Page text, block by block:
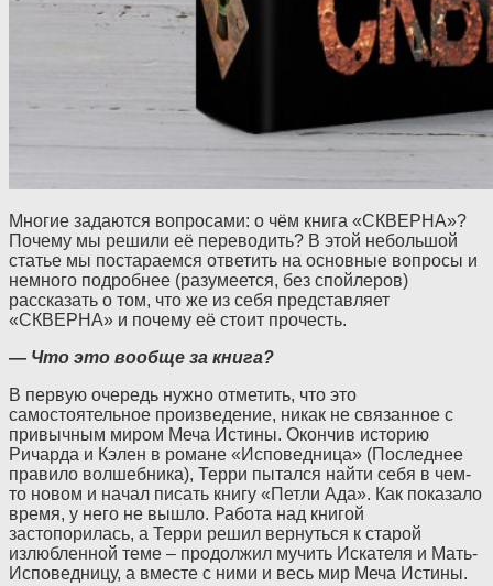
Многие задаются вопросами: о чём книга «СКВЕРНА»?
Почему мы решили её переводить? В этой небольшой
статье мы постараемся ответить на основные вопросы и
немного подробнее (разумеется, без спойлеров)
рассказать о том, что же из себя представляет
«СКВЕРНА» и почему её стоит прочесть.
— Что это вообще за книга?
В первую очередь нужно отметить, что это
самостоятельное произведение, никак не связанное с
привычным миром Меча Истины. Окончив историю
Ричарда и Кэлен в романе «Исповедница» (Последнее
правило волшебника), Терри пытался найти себя в чем-
то новом и начал писать книгу «Петли Ада». Как показало
время, у него не вышло. Работа над книгой
застопорилась, а Терри решил вернуться к старой
излюбленной теме – продолжил мучить Искателя и Мать-
Исповедницу, а вместе с ними и весь мир Меча Истины.